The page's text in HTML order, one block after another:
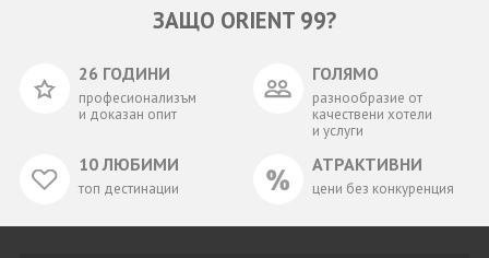
ЗАЩО ORIENT 99?
26 ГОДИНИ
професионализъм
и доказан опит
ГОЛЯМО
разнообразие от
качествени хотели
и услуги
10 ЛЮБИМИ
топ дестинации
АТРАКТИВНИ
цени без конкуренция